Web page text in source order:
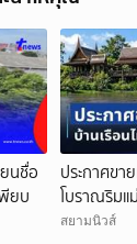
นชื่อ
ยบ
ประกาศขา
โบราณริมแ
จำได้ เคยเ
สยามนิวส์